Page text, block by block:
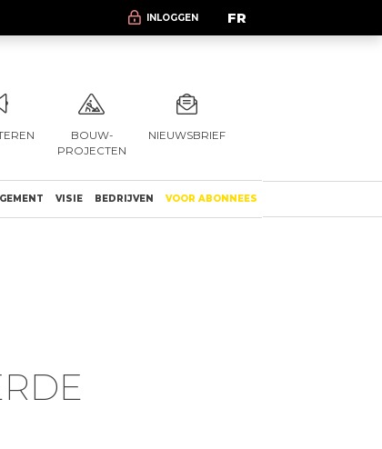
INLOGGEN FR
BOUW-
PROJECTEN
NIEUWSBRIEF
VISIE BEDRIJVEN VOOR ABONNEES